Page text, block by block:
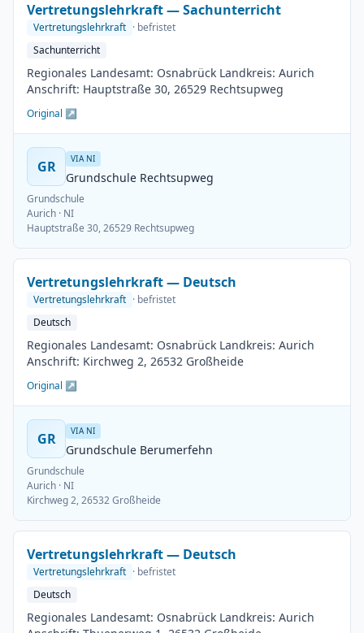
Vertretungslehrkraft — Sachunterricht
Vertretungslehrkraft · befristet
Sachunterricht
Regionales Landesamt: Osnabrück Landkreis: Aurich
Anschrift: Hauptstraße 30, 26529 Rechtsupweg
Original ↗
GR VIA NI
Grundschule Rechtsupweg
Grundschule
Aurich · NI
Hauptstraße 30, 26529 Rechtsupweg
Vertretungslehrkraft — Deutsch
Vertretungslehrkraft · befristet
Deutsch
Regionales Landesamt: Osnabrück Landkreis: Aurich
Anschrift: Kirchweg 2, 26532 Großheide
Original ↗
GR VIA NI
Grundschule Berumerfehn
Grundschule
Aurich · NI
Kirchweg 2, 26532 Großheide
Vertretungslehrkraft — Deutsch
Vertretungslehrkraft · befristet
Deutsch
Regionales Landesamt: Osnabrück Landkreis: Aurich